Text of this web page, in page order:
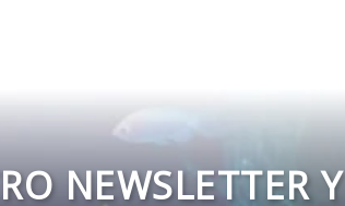
NEWSLETTER Y